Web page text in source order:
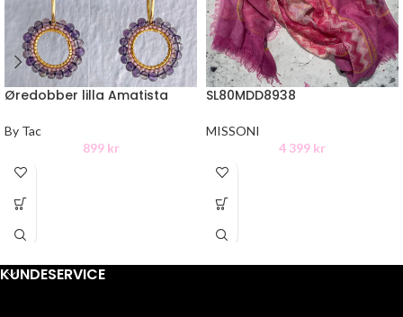
Øredobber lilla Amatista
By Tac
899 kr
SL80MDD8938
MISSONI
4 399 kr
KUNDESERVICE